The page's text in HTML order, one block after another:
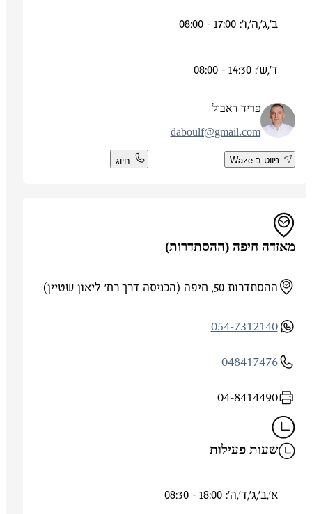
ב',ג',ה',ו': 17:00 - 08:00
ד',ש': 14:30 - 08:00
פריד דאבול
daboulf@gmail.com
ניווט ב-Waze חיוג
מאזדה חיפה (ההסתדרות)
ההסתדרות 50, חיפה (הכניסה דרך רח' ליאון שטיין)
054-7312140
048417476
04-8414490
שעות פעילות
א',ב',ג',ד',ה': 18:00 - 08:30